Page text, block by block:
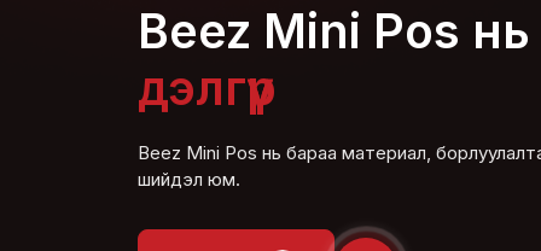
Beez Mini Pos нь
дэлгүүр
Beez Mini Pos нь бараа материал,
шийдэл юм.